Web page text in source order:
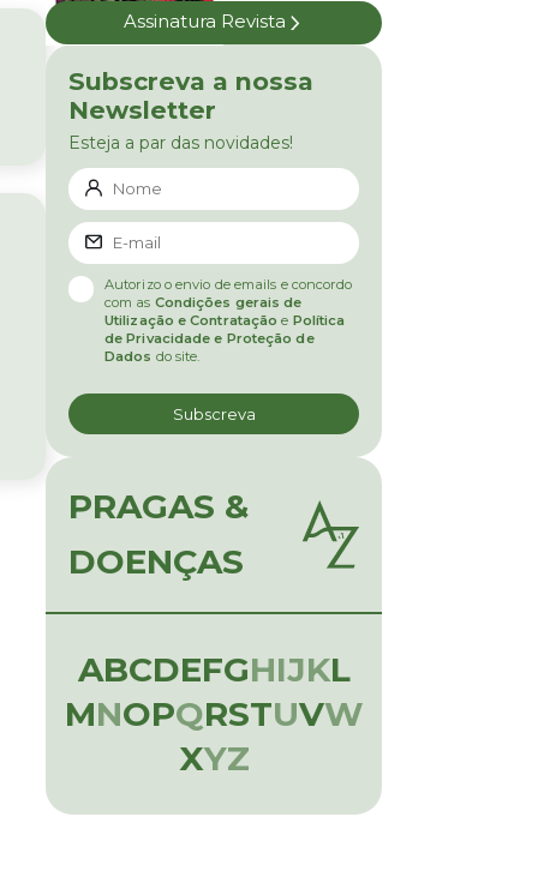
Assinatura Revista
Subscreva a nossa
Newsletter
Esteja a par das novidades!
Autorizo o envio de emails e concordo
com as Condições gerais de
Utilização e Contratação e Política
de Privacidade e Proteção de
Dados do site.
PRAGAS &
DOENÇAS
ABCDEFGHIJKL
MNOPQRSTUVW
XYZ